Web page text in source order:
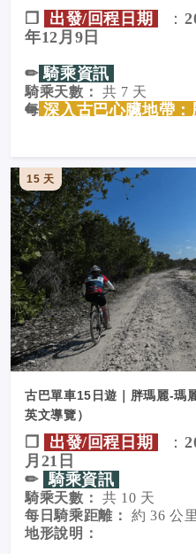
雖然關塔那摩地區有些沙
哈瓦那（Havana）與比
區非常遙遠。
古巴每年分為兩大氣候季
乾季（11 月至 4 月）：
25°C，我們的所有行程都
❐ 出發/回程日期 ：
年12月9日
✏︎騎乘資訊
騎乘天數：
共 7 天
每日騎乘距離：約 50 公
建議使用混合車（Hybrid
Bike）最適合本行程。
支援車輛：
提供100% 全程隨行支援車
應對各種狀況。
✏︎深入古巴心臟地帶：
置身於「西班牙加勒比海
的黃金歲月的，是
這些城市不僅視覺上充滿
土地色彩斑斕的歷史軌跡
入侵，被迫一次次遷往內
奴隸制度交織，造就一段
時也孕育了許多古巴歷史
統米格爾・迪亞斯-卡內爾
✏︎不只是騎車，更是
✰加勒比海岸的陽光與海
✰殖民城市的文化底蘊與
✰與當地居民的真實互動
✰每日充滿驚喜的美食與
古巴位於北半球，是全長
有多樣地形：山脈、森林
本行程活動範圍不涉及乾
旅遊季為11 月至 4 月乾季
15 天
古巴單車15日遊｜胖瑪麗-瑪
英文導覽）
❐ 出發/回程日期 ：
月21日
✏︎ 騎乘資訊
騎乘天數：
共 10 天
每日騎乘距離：
約 36 公
地形說明：
，部